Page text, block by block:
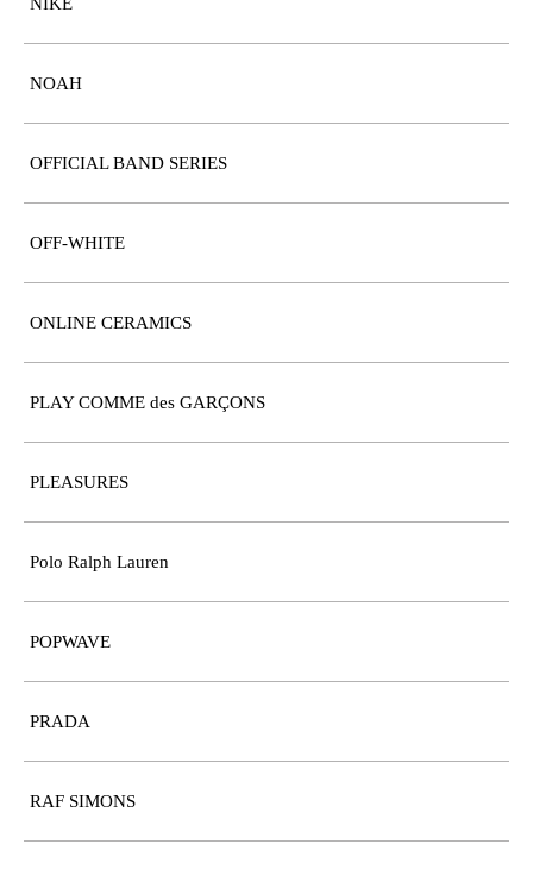
NOAH
OFFICIAL BAND SERIES
OFF-WHITE
ONLINE CERAMICS
PLAY COMME des GARÇONS
PLEASURES
Polo Ralph Lauren
POPWAVE
PRADA
RAF SIMONS